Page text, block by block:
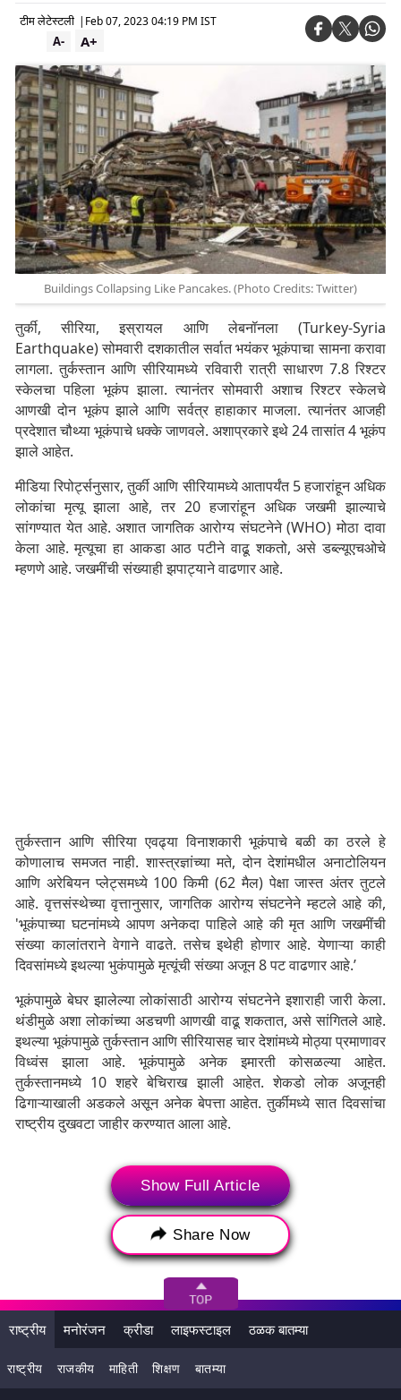
टीम लेटेस्टली | Feb 07, 2023 04:19 PM IST
A+
A-
Buildings Collapsing Like Pancakes. (Photo Credits: Twitter)
तुर्की, सीरिया, इस्रायल आणि लेबनॉनला (Turkey-Syria
Earthquake) सोमवारी दशकातील सर्वात भयंकर भूकंपाचा सामना करावा
लागला. तुर्कस्तान आणि सीरियामध्ये रविवारी रात्री साधारण 7.8 रिश्टर
स्केलचा पहिला भूकंप झाला. त्यानंतर सोमवारी अशाच रिश्टर स्केलचे
आणखी दोन भूकंप झाले आणि सर्वत्र हाहाकार माजला. त्यानंतर आजही
प्रदेशात चौथ्या भूकंपाचे धक्के जाणवले. अशाप्रकारे इथे 24 तासांत 4 भूकंप
झाले आहेत.
मीडिया रिपोर्ट्सनुसार, तुर्की आणि सीरियामध्ये आतापर्यंत 5 हजारांहून अधिक
लोकांचा मृत्यू झाला आहे, तर 20 हजारांहून अधिक जखमी झाल्याचे
सांगण्यात येत आहे. अशात जागतिक आरोग्य संघटनेने (WHO) मोठा दावा
केला आहे. मृत्यूचा हा आकडा आठ पटीने वाढू शकतो, असे डब्ल्यूएचओचे
म्हणणे आहे. जखमींची संख्याही झपाट्याने वाढणार आहे.
तुर्कस्तान आणि सीरिया एवढ्या विनाशकारी भूकंपाचे बळी का ठरले हे
कोणालाच समजत नाही. शास्त्रज्ञांच्या मते, दोन देशांमधील अनाटोलियन
आणि अरेबियन प्लेट्समध्ये 100 किमी (62 मैल) पेक्षा जास्त अंतर तुटले
आहे. वृत्तसंस्थेच्या वृत्तानुसार, जागतिक आरोग्य संघटनेने म्हटले आहे की,
'भूकंपाच्या घटनांमध्ये आपण अनेकदा पाहिले आहे की मृत आणि जखमींची
संख्या कालांतराने वेगाने वाढते. तसेच इथेही होणार आहे. येणाऱ्या काही
दिवसांमध्ये इथल्या भुकंपामुळे मृत्यूंची संख्या अजून 8 पट वाढणार आहे.’
भूकंपामुळे बेघर झालेल्या लोकांसाठी आरोग्य संघटनेने इशाराही जारी केला.
थंडीमुळे अशा लोकांच्या अडचणी आणखी वाढू शकतात, असे सांगितले आहे.
इथल्या भूकंपामुळे तुर्कस्तान आणि सीरियासह चार देशांमध्ये मोठ्या प्रमाणावर
विध्वंस झाला आहे. भूकंपामुळे अनेक इमारती कोसळल्या आहेत.
तुर्कस्तानमध्ये 10 शहरे बेचिराख झाली आहेत. शेकडो लोक अजूनही
ढिगाऱ्याखाली अडकले असून अनेक बेपत्ता आहेत. तुर्कीमध्ये सात दिवसांचा
राष्ट्रीय दुखवटा जाहीर करण्यात आला आहे.
Show Full Article
Share Now
राष्ट्रीय मनोरंजन क्रीडा लाइफस्टाइल ठळक बातम्या
राष्ट्रीय राजकीय माहिती शिक्षण बातम्या